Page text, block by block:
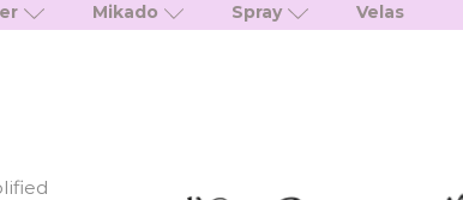
Mikado Spray Velas